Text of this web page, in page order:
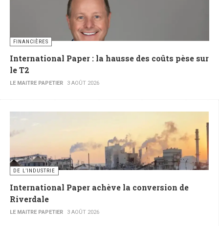
FINANCIÈRES
International Paper : la hausse des coûts pèse sur
le T2
LE MAITRE PAPETIER 3 AOÛT 2026
DE L’INDUSTRIE
International Paper achève la conversion de
Riverdale
LE MAITRE PAPETIER 3 AOÛT 2026